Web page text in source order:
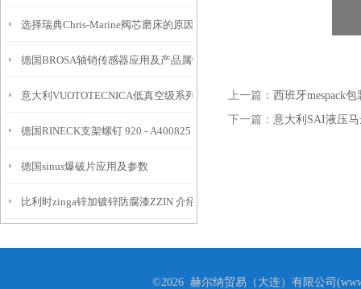
选择瑞典Chris-Marine阀芯磨床的原因？
德国BROSA轴销传感器应用及产品属性
意大利VUOTOTECNICA低真空级系列减压器
德国RINECK支架螺钉 920 - A400825
德国sinus爆破片应用及参数
比利时zinga锌加镀锌防腐漆ZZIN 介绍
上一篇： 西班牙mespack
下一篇： 意大利SAI液压
©2026 赫尔纳贸易（大连）有限公司